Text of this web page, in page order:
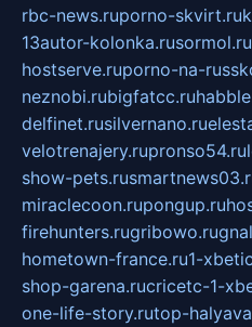
rbc-news.ruporno-skvirt.ru
13autor-kolonka.rusormol.ru
hostserve.ruporno-na-
neznobi.rubigfatcc.ru
delfinet.rusilvernano.ru
velotrenajery.rupronso54.ru
show-pets.ru
miraclecoon.rupongup.ru
firehunters.rugribowo.ru
hometown-france.ru1-
shop-garena.rucricetc-1-
one-life-story.rutop-